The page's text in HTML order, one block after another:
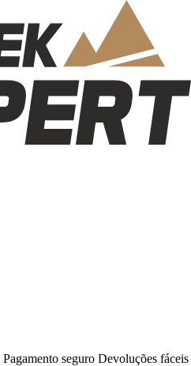
Pagamento seguro Devoluções fáceis